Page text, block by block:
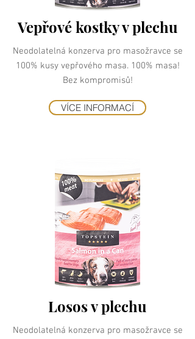
Vepřové kostky v plechu
Neodolatelná konzerva pro masožravce se
100% kusy vepřového masa. 100% masa!
Bez kompromisů!
VÍCE INFORMACÍ
Losos v plechu
Neodolatelná konzerva pro masožravce se